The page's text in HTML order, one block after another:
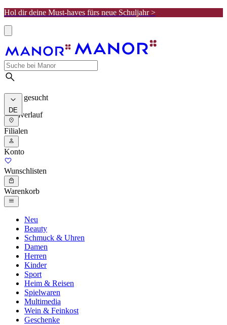
Hol dir deine Must-haves fürs neue Schuljahr >
Meist gesucht
Suchverlauf
DE
Filialen
Konto
Wunschlisten
Warenkorb
Neu
Beauty
Schmuck & Uhren
Damen
Herren
Kinder
Sport
Heim & Reisen
Spielwaren
Multimedia
Wein & Feinkost
Geschenke